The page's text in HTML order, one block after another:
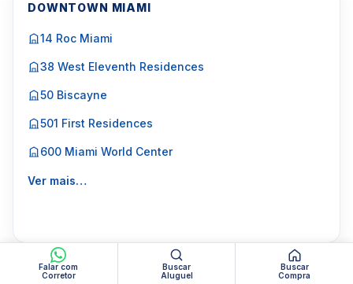
DOWNTOWN MIAMI
14 Roc Miami
38 West Eleventh Residences
50 Biscayne
501 First Residences
600 Miami World Center
Ver mais…
Falar com
Corretor
Buscar
Aluguel
Buscar
Compra